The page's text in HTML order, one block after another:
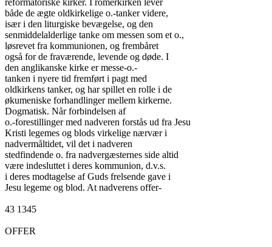
reformatoriske kirker. I romerkirken lever
både de ægte oldkirkelige o.-tanker videre,
især i den liturgiske bevægelse, og den
senmiddelalderlige tanke om messen som et o.,
løsrevet fra kommunionen, og frembåret
også for de fraværende, levende og døde. I
den anglikanske kirke er messe-o.-
tanken i nyere tid fremført i pagt med
oldkirkens tanker, og har spillet en rolle i de
økumeniske forhandlinger mellem kirkerne.
Dogmatisk. Når forbindelsen af
o.-forestillinger med nadveren forstås ud fra Jesu
Kristi legemes og blods virkelige nærvær i
nadvermåltidet, vil det i nadveren
stedfindende o. fra nadvergæsternes side altid
være indesluttet i deres kommunion, d.v.s.
i deres modtagelse af Guds frelsende gave i
Jesu legeme og blod. At nadverens offer-
43 1345
OFFER